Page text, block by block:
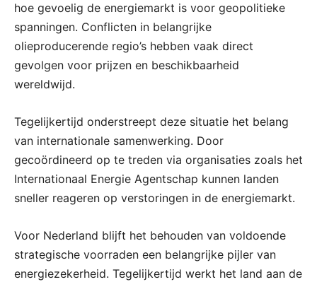
hoe gevoelig de energiemarkt is voor geopolitieke
spanningen. Conflicten in belangrijke
olieproducerende regio’s hebben vaak direct
gevolgen voor prijzen en beschikbaarheid
wereldwijd.
Tegelijkertijd onderstreept deze situatie het belang
van internationale samenwerking. Door
gecoördineerd op te treden via organisaties zoals het
Internationaal Energie Agentschap kunnen landen
sneller reageren op verstoringen in de energiemarkt.
Voor Nederland blijft het behouden van voldoende
strategische voorraden een belangrijke pijler van
energiezekerheid. Tegelijkertijd werkt het land aan de